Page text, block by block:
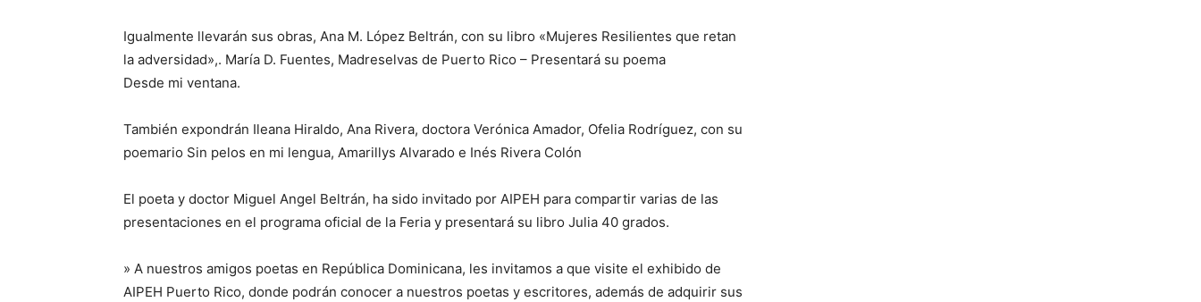
Igualmente llevarán sus obras, Ana M. López Beltrán, con su libro «Mujeres Resilientes que retan
la adversidad»,. María D. Fuentes, Madreselvas de Puerto Rico – Presentará su poema
Desde mi ventana.
También expondrán Ileana Hiraldo, Ana Rivera, doctora Verónica Amador, Ofelia Rodríguez, con su
poemario Sin pelos en mi lengua, Amarillys Alvarado e Inés Rivera Colón
El poeta y doctor Miguel Angel Beltrán, ha sido invitado por AIPEH para compartir varias de las
presentaciones en el programa oficial de la Feria y presentará su libro Julia 40 grados.
» A nuestros amigos poetas en República Dominicana, les invitamos a que visite el exhibido de
AIPEH Puerto Rico, donde podrán conocer a nuestros poetas y escritores, además de adquirir sus